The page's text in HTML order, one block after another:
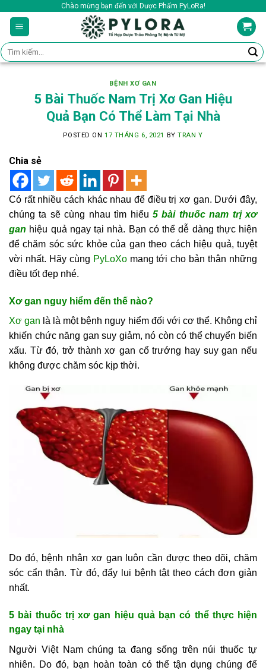
content
Chào mừng bạn đến với Dược Phẩm PyLoRa!
Tìm
kiếm:
BỆNH XƠ GAN
5 Bài Thuốc Nam Trị Xơ Gan Hiệu
Quả Bạn Có Thể Làm Tại Nhà
POSTED ON 17 THÁNG 6, 2021 BYTRAN Y
Chia sẻ
Có rất nhiều cách khác nhau để điều trị xơ gan. Dưới đây,
chúng ta sẽ cùng nhau tìm hiểu 5 bài thuốc nam trị xơ
gan hiệu quả ngay tại nhà. Bạn có thể dễ dàng thực hiện
để chăm sóc sức khỏe của gan theo cách hiệu quả, tuyệt
vời nhất. Hãy cùng PyLoXomang tới cho bản thân những
điều tốt đẹp nhé.
Xơ gan nguy hiểm đến thế nào?
Xơ gan là là một bệnh nguy hiểm đối với cơ thể. Không chỉ
khiến chức năng gan suy giảm, nó còn có thể chuyển biến
xấu. Từ đó, trở thành xơ gan cổ trướng hay suy gan nếu
không được chăm sóc kịp thời.
Do đó, bệnh nhân xơ gan luôn cần được theo dõi, chăm
sóc cẩn thận. Từ đó, đẩy lui bệnh tật theo cách đơn giản
nhất.
5 bài thuốc trị xơ gan hiệu quả bạn có thể thực hiện
ngay tại nhà
Người Việt Nam chúng ta đang sống trên núi thuốc tự
nhiên. Do đó, bạn hoàn toàn có thể tận dụng chúng để